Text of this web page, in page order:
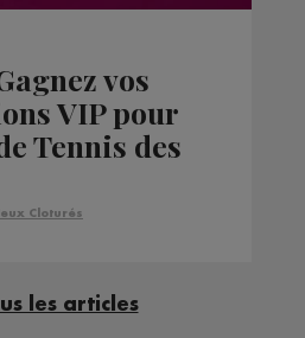
vos
VIP pour
Tennis des
Automobile
Cloturés
les articles